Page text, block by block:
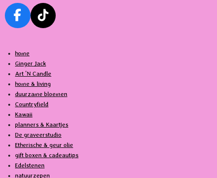
F
e
b
o
o
k
T
o
k
home
Ginger Jack
Art 'N Candle
home & living
duurzame bloemen
Countryfield
Kawaii
planners & Kaartjes
De graveerstudio
Etherische & geur olie
gift boxen & cadeautips
Edelstenen
natuurzepen